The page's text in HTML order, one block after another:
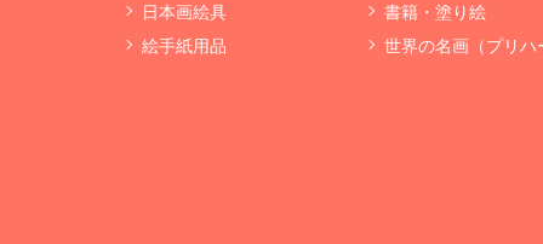
日本画絵具
絵手紙用品
書籍・塗り絵
世界の名画（プリハ